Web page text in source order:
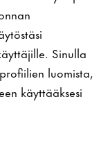
Sinulla
luomista,
käyttääksesi